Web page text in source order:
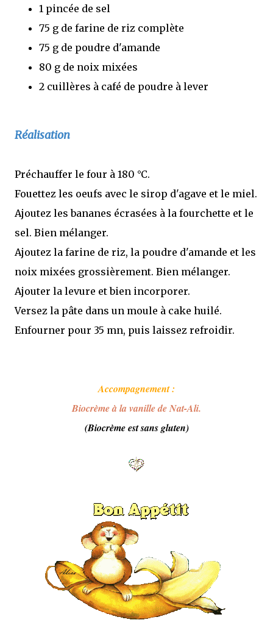
1 pincée de sel
75 g de farine de riz complète
75 g de poudre d'amande
80 g de noix mixées
2 cuillères à café de poudre à lever
Réalisation
Préchauffer le four à 180 °C.
Fouettez les oeufs avec le sirop d'agave et le miel.
Ajoutez les bananes écrasées à la fourchette et le
sel. Bien mélanger.
Ajoutez la farine de riz, la poudre d'amande et les
noix mixées grossièrement. Bien mélanger.
Ajouter la levure et bien incorporer.
Versez la pâte dans un moule à cake huilé.
Enfourner pour 35 mn, puis laissez refroidir.
Accompagnement :
Biocrème à la vanille de Nat-Ali.
(Biocrème est sans gluten)